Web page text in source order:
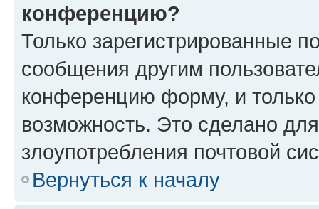
конференцию?
Только зарегистрированные
сообщения другим
конференцию форму, и
возможность. Это сделано
злоупотребления почтовой
Вернуться к началу